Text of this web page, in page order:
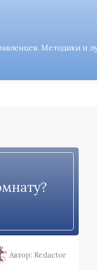
Методики и
Автор: Redactor